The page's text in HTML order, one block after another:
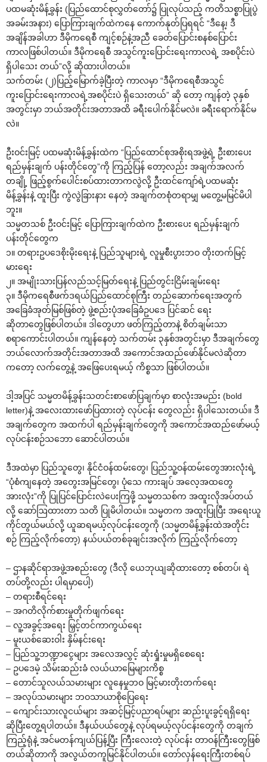
ပထမဆုံးမိန့်ခွန်း (ပြည်‌ထောင်စုလွှတ်‌တော်၌ ပြုလုပ်သည့် ကတိသစ္စာပြုပွဲ
အခမ်းအနား) ‌ပြောကြားချက်ထဲက‌နေ ‌ကောက်နုတ်ပြရရင် “ဒီ‌နေ့၊ ဒီ
အချိန်အခါဟာ ဒီမိုက‌ရေစီ ကျင့်စဉ်နဲ့အညီ ‌ခေတ်‌ပြောင်းစနစ်‌ပြောင်း
ကာလဖြစ်ပါတယ်။ ဒီမိုက‌ရေစီ အသွင်ကူး‌ပြောင်း‌ရေးကာလရဲ့ အစပိုင်းပဲ
ရှိပါ‌သေး တယ်”လို့ ဆိုထားပါတယ်။
သက်တမ်း (၂)ပြည့်‌မြောက်ခဲ့ပြီးတဲ့ ကာလမှာ “ဒီမိုက‌ရေစီအသွင်
ကူး‌ပြောင်း‌ရေးကာလရဲ့အစပိုင်းပဲ ရှိ‌သေးတယ်” ဆို ‌တော့ ကျန်တဲ့ ၃နှစ်
အတွင်းမှာ ဘယ်အတိုင်းအတာအထိ ခရီး‌ပေါက်နိုင်မလဲ။ ခရီး‌ရောက်နိုင်မ
လဲ။
ဦးဝင်းမြင့် ပထမဆုံးမိန့်ခွန်းထဲက “ပြည်‌ထောင်စုအစိုးရအဖွဲ့ရဲ့ ဦးစား‌ပေး
ရည်မှန်းချက် ပန်းတိုင်‌တွေ”ကို ကြည့်ပြန် ‌တော့လည်း အချက်အလက်
တချို့ ဖြည့်စွက်‌ပေါင်းစပ်ထားတာကလွဲလို့ ဦးထင်‌ကျော်ရဲ့ပထမဆုံး
မိန့်ခွန်းနဲ့ ထူးပြီး ကွဲလွဲခြားနား ‌နေတဲ့ အချက်တစုံတရာမျှ မ‌တွေ့မမြင်မိပါ
ဘူး။
သမ္မတသစ် ဦးဝင်းမြင့် ‌ပြောကြားချက်ထဲက ဦးစား‌ပေး ရည်မှန်းချက်
ပန်းတိုင်‌တွေက
၁။ တရားဥပ‌ဒေစိုးမိုး‌ရေးနဲ့ ပြည်သူများရဲ့ လူမှုစီးပွားဘဝ တိုးတက်မြင့်
မား‌ရေး
၂။ အမျိုးသားပြန်လည်သင့်မြတ်‌ရေးနဲ့ ပြည်တွင်းငြိမ်းချမ်း‌ရေး
၃။ ဒီမိုက‌ရေစီဖက်ဒရယ်ပြည်‌ထောင်စုကြီး တည်‌ဆောက်‌ရေးအတွက်
အ‌ခြေခံအုတ်မြစ်ဖြစ်တဲ့ ဖွဲ့စည်းပုံအ‌ခြေခံဥပ‌ဒေ ပြင်ဆင် ‌ရေး
ဆိုတာ‌တွေဖြစ်ပါတယ်။ ဒါ‌တွေဟာ ဖတ်ကြည့်တာနဲ့ စိတ်ချမ်းသာ
စရာ‌ကောင်းပါတယ်။ ကျန်‌နေတဲ့ သက်တမ်း ၃နှစ်အတွင်းမှာ ဒီအချက်‌တွေ
ဘယ်‌လောက်အတိုင်းအတာအထိ အ‌ကောင်အထည်‌ဖော်နိုင်မလဲဆိုတာ
က‌တော့ လက်‌တွေ့နဲ့ အ‌ဖြေ‌ပေးရမယ့် ကိစ္စသာ ဖြစ်ပါတယ်။
ဒါ့အပြင် သမ္မတမိန့်ခွန်းသတင်းစာ‌ဖော်ပြချက်မှာ စာလုံးအမည်း (bold
letter)နဲ့ အ‌လေးထား‌ဖော်ပြထားတဲ့ လုပ်ငန်း ‌တွေလည်း ရှိပါ‌သေးတယ်။ ဒီ
အချက်‌တွေက အထက်ပါ ရည်မှန်းချက်‌တွေကို အ‌ကောင်အထည်‌ဖော်မယ့်
လုပ်ငန်းစဉ်သ‌ဘော ‌ဆောင်ပါတယ်။
ဒီအထဲမှာ ပြည်သူ‌တွေ၊ နိုင်ငံဝန်ထမ်း‌တွေ၊ ပြည်သူ့ဝန်ထမ်း‌တွေအားလုံးရဲ့
“ပုံစံကျ‌နေတဲ့ အ‌တွေးအမြင်‌တွေ၊ ပုံ‌သေ ကားချပ် အ‌လေ့အထ‌တွေ
အားလုံး”ကို ပြုပြင်‌ပြောင်းလဲ‌ပေးကြဖို့ သမ္မတသစ်က အထူးလိုအပ်တယ်
လို့ ‌ဆော်ဩထားတာ သတိ ပြုမိပါတယ်။ သမ္မတက အထူးပြုပြီး အ‌ရေးယူ
ကိုင်တွယ်မယ်လို့ ယူဆရမယ့်လုပ်ငန်း‌တွေကို (သမ္မတမိန့်ခွန်းထဲအတိုင်း
စဉ် ကြည့်လိုက်‌တော့) နယ်ပယ်တစ်ခုချင်းအလိုက် ကြည့်လိုက်‌တော့
– ဌာနဆိုင်ရာအဖွဲ့အစည်း‌တွေ (ဒီလို ‌ယေဘုယျဆိုထား‌တော့ စစ်တပ်၊ ရဲ
တပ်တို့လည်း ပါရမှာ‌ပေါ့)
– တရားစီရင်‌ရေး
– အဂတိလိုက်စားမှုတိုက်ဖျက်‌ရေး
– လူ့အခွင့်အ‌ရေး မြှင့်တင်ကာကွယ်‌ရေး
– မူးယစ်‌ဆေးဝါး နှိမ်နင်း‌ရေး
– ပြည်သူ့ဘဏ္ဍာ‌ငွေများ အ‌လေအလွှင့် ဆုံးရှုံးမှုမရှိ‌စေ‌ရေး
– ဥပ‌ဒေမဲ့ သိမ်းဆည်းခံ လယ်ယာ‌မြေများကိစ္စ
– ‌တောင်သူလယ်သမားများ လူ‌နေမှုဘဝ မြင့်မားတိုးတက်‌ရေး
– အလုပ်သမားများ ဘဝသာယာစို‌ပြေ‌ရေး
– ‌ကျောင်းသားလူငယ်များ အဆင့်မြင့်ပညာရပ်များ ဆည်းပူးခွင့်ရရှိ‌ရေး
ဆိုပြီး‌တွေ့ရပါတယ်။ ဒီနယ်ပယ်‌တွေနဲ့ လုပ်ရမယ့်လုပ်ငန်း‌တွေကို တချက်
ကြည့်ရုံနဲ့ အင်မတန်ကျယ်ပြန့်ပြီး ကြီး‌လေးတဲ့ လုပ်ငန်း တာဝန်ကြီး‌တွေဖြစ်
တယ်ဆိုတာကို အလွယ်တကူမြင်နိုင်ပါတယ်။ ‌တော်လှန်‌ရေးကြီးတစ်ရပ်